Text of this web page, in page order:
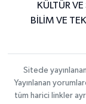
KÜLTÜR
BİLİM VE
Sitede
Yayınlanan
tüm harici linkler